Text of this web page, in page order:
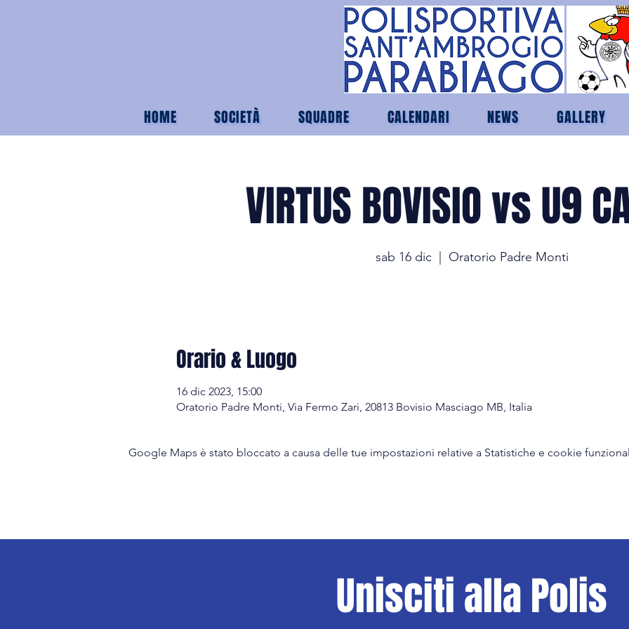
HOME SOCIETÀ SQUADRE CALENDARI NEWS GALLERY
VIRTUS BOVISIO vs U9
sab 16 dic
  |
Oratorio Padre Monti
Orario & Luogo
16 dic 2023, 15:00
Oratorio Padre Monti, Via Fermo Zari, 20813 Bovisio Masciago MB, Italia
Google Maps è stato bloccato a causa delle tue impostazioni relative a Statistiche e cookie
Unisciti alla Polis